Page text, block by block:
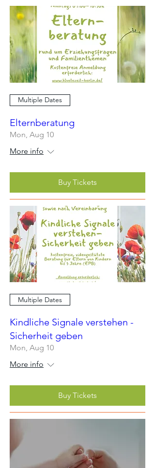
Multiple Dates
Elternberatung
Mon, Aug 10
More info
Buy Tickets
Multiple Dates
Kindliche Signale verstehen -
Sicherheit geben
Mon, Aug 10
More info
Buy Tickets